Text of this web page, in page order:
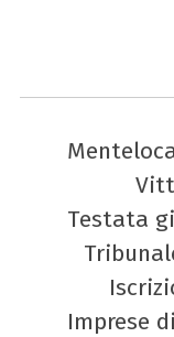
Testata
Imprese